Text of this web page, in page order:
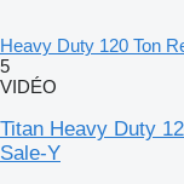
Heavy Duty 120 Ton
5
VIDÉO
Titan Heavy Duty
Sale-Y